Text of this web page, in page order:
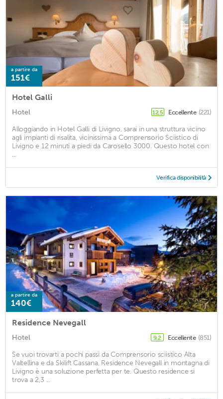
a partire da
151€
Hotel Galli
Hotel 12,5 Eccellente (221)
Alloggiando in Hotel Galli di Livigno, sarai in una struttura vicino
agli impianti di risalita, vicinissima a Comprensorio Sciistico di
Livigno e 12 minuti a piedi da Carosello 3000. Questo hotel con
...
Verifica disponibilità
a partire da
140€
Residence Nevegall
Hotel 9,2 Eccellente (851)
Se vuoi trovarti a pochi passi da Comprensorio sciistico Alta
Valtellina e da Skilift Cassana, Residence Nevegall in montagna di
Livigno è una soluzione perfetta per te. Questo residence si
trova a 2,3 ...